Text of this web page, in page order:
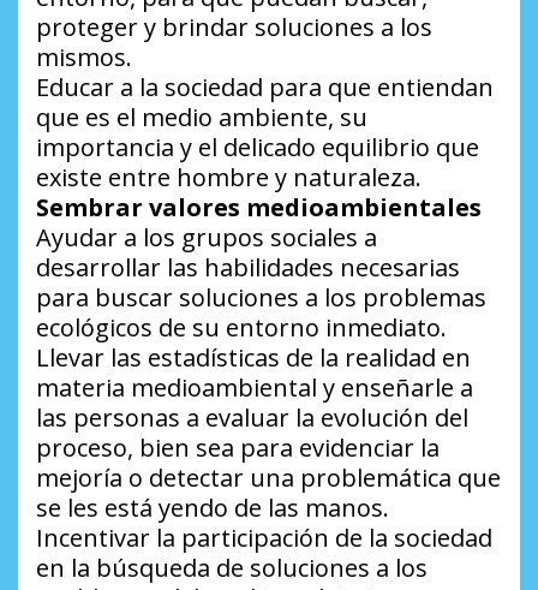
proteger y brindar soluciones a los
mismos.
Educar a la sociedad para que entiendan
que es el medio ambiente, su
importancia y el delicado equilibrio que
existe entre hombre y naturaleza.
Sembrar valores medioambientales
Ayudar a los grupos sociales a
desarrollar las habilidades necesarias
para buscar soluciones a los problemas
ecológicos de su entorno inmediato.
Llevar las estadísticas de la realidad en
materia medioambiental y enseñarle a
las personas a evaluar la evolución del
proceso, bien sea para evidenciar la
mejoría o detectar una problemática que
se les está yendo de las manos.
Incentivar la participación de la sociedad
en la búsqueda de soluciones a los